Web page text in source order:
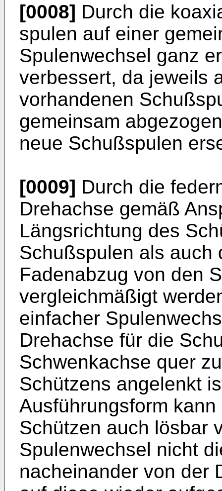
[0008] Durch die
spulen auf einer
Spulenwechsel ganz
verbessert, da jeweils
vorhandenen
gemeinsam
neue Schußspulen
[0009] Durch die
Drehachse gemäß
Längsrichtung des
Schußspulen als auch
Fadenabzug von den
vergleichmäßigt
einfacher
Drehachse für die
Schwenkachse quer
Schützens angelenkt
Ausführungsform
Schützen auch lösbar
Spulenwechsel nicht
nacheinander von der